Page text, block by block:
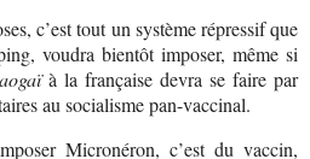
c’est tout un système répressif que
voudra bientôt imposer, même si
à la française devra se faire par
au socialisme pan-vaccinal.
Micronéron, c’est du vaccin,